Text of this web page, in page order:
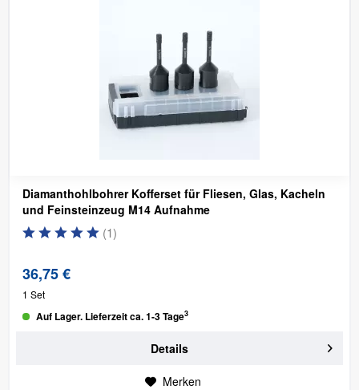
Diamanthohlbohrer Kofferset für Fliesen, Glas, Kacheln
und Feinsteinzeug M14 Aufnahme
(1)
36,75 €
1 Set
Auf Lager. Lieferzeit ca. 1-3 Tage3
Details
Merken